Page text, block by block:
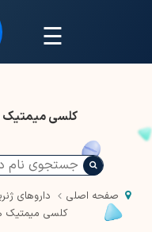
☰
کلسی میمتیک
صفحه اصلی داروهای
کلسی میمتیک